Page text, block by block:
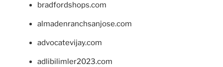
bradfordshops.com
almadenranchsanjose.com
advocatevijay.com
adlibilimler2023.com